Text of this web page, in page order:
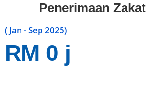
Penerimaan Zakat
( Jan - Sep 2025)
RM 0 j